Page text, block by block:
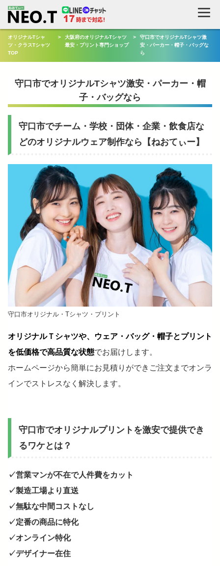
オリジナルTシャ
ツ・クラスTシャツ
TOP
>
大阪府のオリジナルTシャツ
最安・プリント専門ショップ
>
守口市でオリジナルTシャツ激
安・パーカー・帽子・バッグな
ら
守口市でオリジナルTシャツ激安・パーカー・帽
子・バッグなら
守口市でチーム・学校・団体・企業・飲食店な
どのオリジナルウェア制作なら【ねおてぃー】
守口市オリジナル・Tシャツ・プリント
オリジナルＴシャツや、ウェア・バッグ・帽子とプリント
を低価格で高品質な状態でお届けします。
ホームページから簡単にお見積りができご注文までオンラ
インでストレスなく解決します。
守口市でオリジナルプリントを激安で提供でき
るワケとは？
✓営業マンが不在で人件費をカット
✓製造工場より直送
✓無駄な中間コストなし
✓定番の商品に特化
✓オンライン特化
✓デザイナー在住
検
索